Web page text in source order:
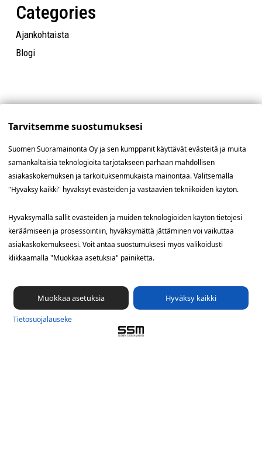
Categories
Ajankohtaista
Blogi
Yhteystiedot
SSM Suomen Suoramainonta
Sähkötie 8, 01510 Vantaa
Tietosuojalauseke
Ilmoituskanava
Tarvitsemme suostumuksesi
Suomen Suoramainonta Oy ja sen kumppanit käyttävät evästeitä ja muita
samankaltaisia teknologioita tarjotakseen parhaan mahdollisen
asiakaskokemuksen ja tarkoituksenmukaista mainontaa. Valitsemalla
"Hyväksy kaikki" hyväksyt evästeiden ja vastaavien tekniikoiden käytön.
Hyväksymällä sallit evästeiden ja muiden teknologioiden käytön tietojesi
keräämiseen ja prosessointiin, hyväksymättä jättäminen voi vaikuttaa
asiakaskokemukseesi. Voit antaa suostumuksesi myös valikoidusti
klikkaamalla "Muokkaa asetuksia" painiketta.
Tietosuoja­lauseke
Muokkaa asetuksia Hyväksy kaikki